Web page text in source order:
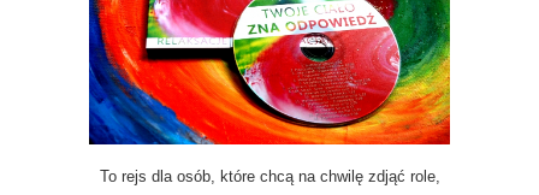
To rejs dla osób, które chcą na chwilę zdjąć role,